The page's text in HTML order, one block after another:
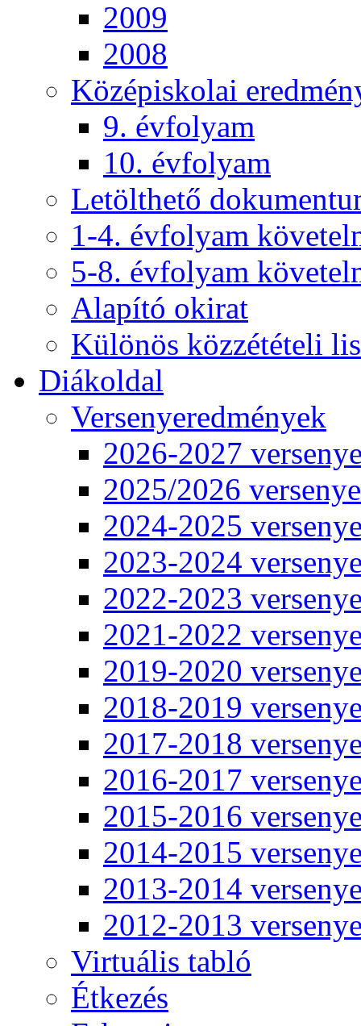
2009
2008
Középiskolai
9. évfolyam
10. évfolyam
Letölthető
1-4. évfolyam
5-8. évfolyam
Alapító okirat
Különös közzétételi
Diákoldal
Versenyeredmények
2026-2027
2025/2026
2024-2025
2023-2024
2022-2023
2021-2022
2019-2020
2018-2019
2017-2018
2016-2017
2015-2016
2014-2015
2013-2014
2012-2013
Virtuális tabló
Étkezés